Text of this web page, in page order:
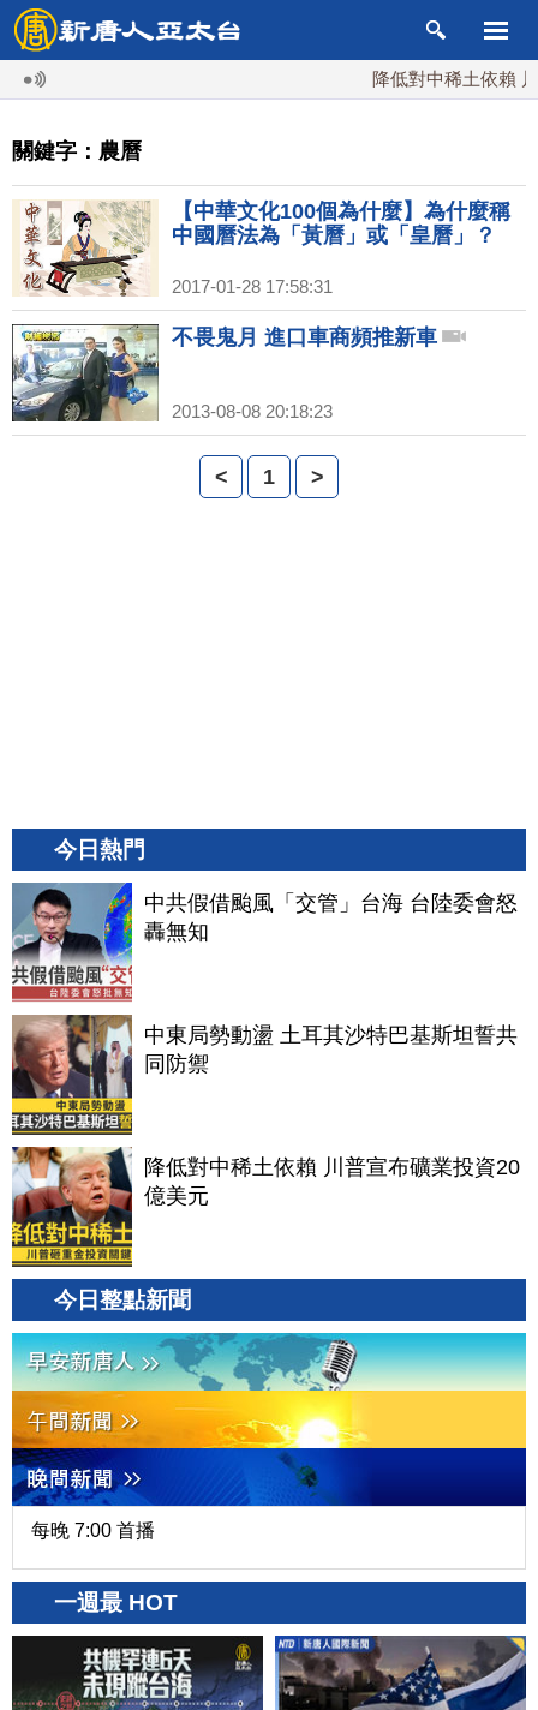
降低對中稀土依賴 川
關鍵字：農曆
【中華文化100個為什麼】為什麼稱
中國曆法為「黃曆」或「皇曆」？
2017-01-28 17:58:31
不畏鬼月 進口車商頻推新車
2013-08-08 20:18:23
< 1 >
今日熱門
中共假借颱風「交管」台海 台陸委會怒
轟無知
中東局勢動盪 土耳其沙特巴基斯坦誓共
同防禦
降低對中稀土依賴 川普宣布礦業投資20
億美元
今日整點新聞
每晚 7:00 首播
一週最 HOT